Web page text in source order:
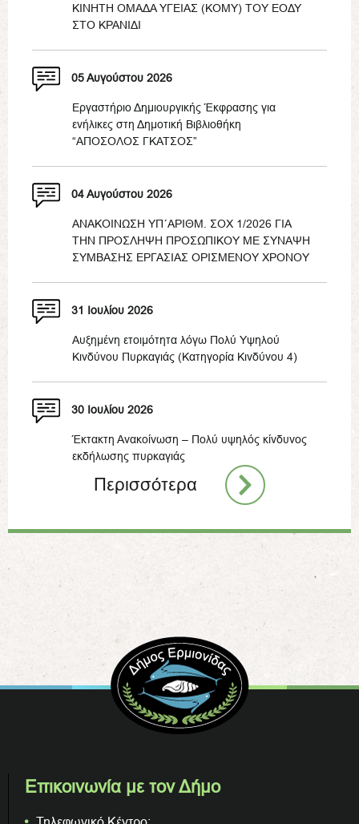
ΚΙΝΗΤΗ ΟΜΑΔΑ ΥΓΕΙΑΣ (ΚΟΜΥ) ΤΟΥ ΕΟΔΥ
ΣΤΟ ΚΡΑΝΙΔΙ
05 Αυγούστου 2026
Εργαστήριο Δημιουργικής Έκφρασης για
ενήλικες στη Δημοτική Βιβλιοθήκη
“ΑΠΟΣΟΛΟΣ ΓΚΑΤΣΟΣ”
04 Αυγούστου 2026
ΑΝΑΚΟΙΝΩΣΗ ΥΠ΄ΑΡΙΘΜ. ΣΟΧ 1/2026 ΓΙΑ
ΤΗΝ ΠΡΟΣΛΗΨΗ ΠΡΟΣΩΠΙΚΟΥ ΜΕ ΣΥΝΑΨΗ
ΣΥΜΒΑΣΗΣ ΕΡΓΑΣΙΑΣ ΟΡΙΣΜΕΝΟΥ ΧΡΟΝΟΥ
31 Ιουλίου 2026
Αυξημένη ετοιμότητα λόγω Πολύ Υψηλού
Κινδύνου Πυρκαγιάς (Κατηγορία Κινδύνου 4)
30 Ιουλίου 2026
Έκτακτη Ανακοίνωση – Πολύ υψηλός κίνδυνος
εκδήλωσης πυρκαγιάς
Περισσότερα
Επικοινωνία με τον Δήμο